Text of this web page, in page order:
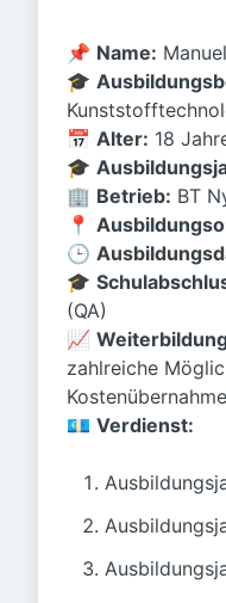
📌 Name: Manuel
🎓
📅 Alter: 18
🎓
🏢 Betrieb: BT
📍
🕒
🎓
(QA)
📈
zahlreiche
💶 Verdienst: